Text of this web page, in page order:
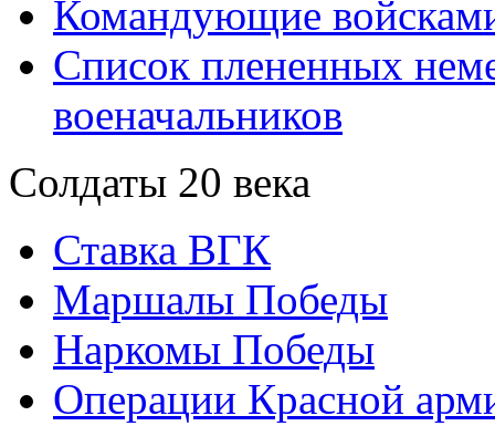
Командующие
Список плененных
военачальников
Солдаты 20 века
Ставка ВГК
Маршалы Победы
Наркомы Победы
Операции Красной